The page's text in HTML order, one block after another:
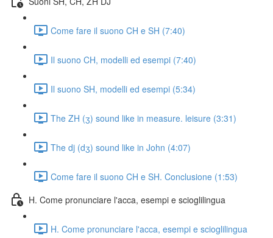
Come fare il suono CH e SH (7:40)
Il suono CH, modelli ed esempi (7:40)
Il suono SH, modelli ed esempi (5:34)
The ZH (ʒ) sound like in measure. leisure (3:31)
The dj (dʒ) sound like in John (4:07)
Come fare il suono CH e SH. Conclusione (1:53)
H. Come pronunciare l'acca, esempi e scioglilingua
H. Come pronunciare l'acca, esempi e scioglilingua